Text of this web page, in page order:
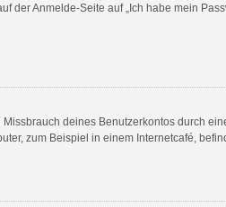
der Anmelde-Seite auf „Ich habe mein
deines Benutzerkontos durch
zum Beispiel in einem Internetcafé,